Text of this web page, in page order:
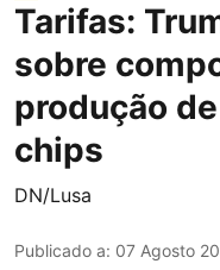
Tarifas:
sobre
produção
chips
DN/Lusa
Publicado a: 07 Agosto